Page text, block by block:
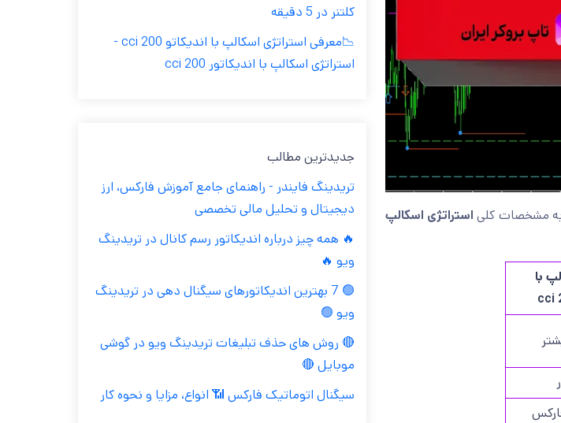
به مشخصات کلی استراتژی اسکالپ
با
کلتنر در 5 دقیقه
📉معرفی استراتژی اسکالپ با اندیکاتو cci 200 -
استراتژی اسکالپ با اندیکاتور cci 200
جدیدترین مطالب
تریدینگ فایندر - راهنمای جامع آموزش فارکس، ارز
دیجیتال و تحلیل مالی تخصصی
🔥 همه چیز درباره اندیکاتور رسم کانال در تریدینگ
ویو 🔥
🟢 7 بهترین اندیکاتورهای سیگنال دهی در تریدینگ
ویو 🟢
🔴 روش های حذف تبلیغات تریدینگ ویو در گوشی
موبایل 🔴
سیگنال اتوماتیک فارکس 📶 انواع، مزایا و نحوه کار